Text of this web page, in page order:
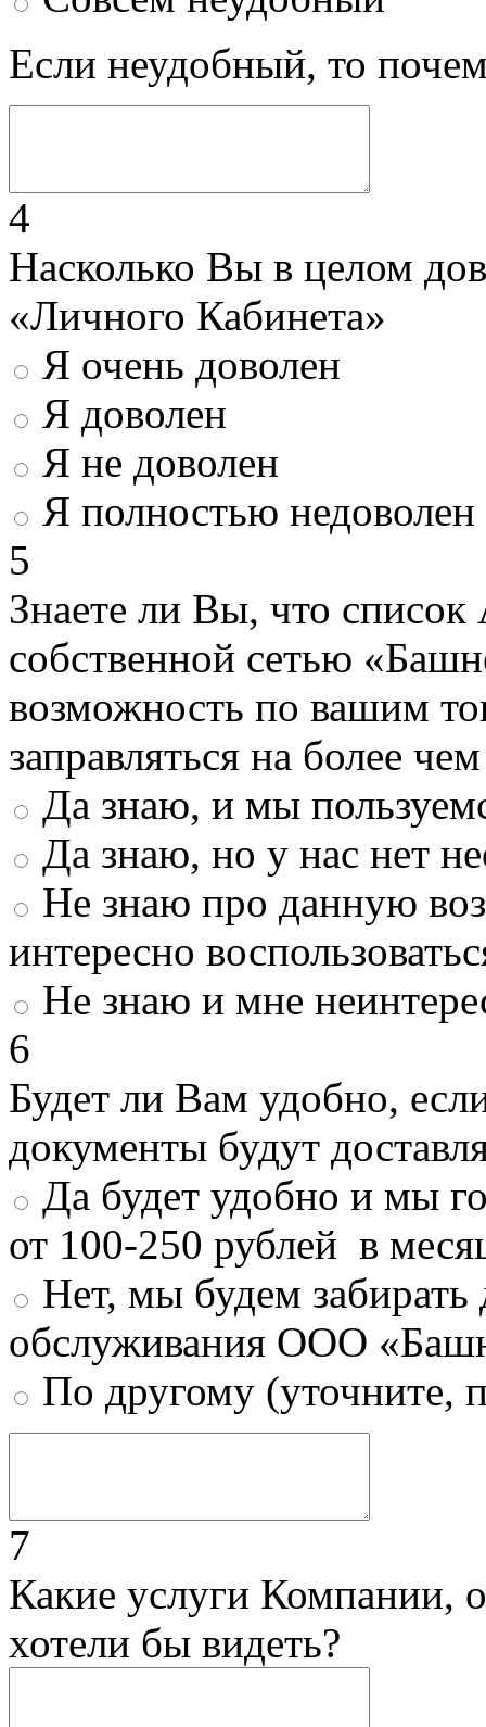
Если неудобный, то
4
Насколько Вы в целом
«Личного Кабинета»
Я очень доволен
Я доволен
Я не доволен
Я полностью недоволен
5
Знаете ли Вы, что
собственной сетью
возможность по вашим
заправляться на более
Да знаю, и мы
Да знаю, но у нас нет
Не знаю про данную
интересно
Не знаю и мне
6
Будет ли Вам удобно,
документы будут
Да будет удобно и мы
от 100-250 рублей в
Нет, мы будем
обслуживания ООО
По другому (уточните,
7
Какие услуги Компании,
хотели бы видеть?